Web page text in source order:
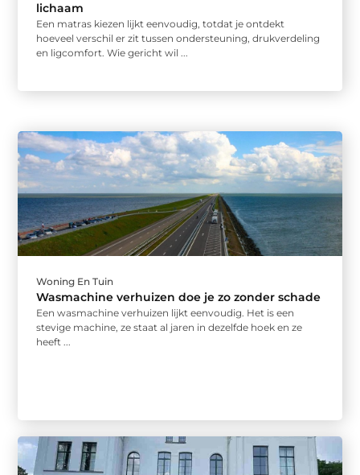
lichaam
Een matras kiezen lijkt eenvoudig, totdat je ontdekt
hoeveel verschil er zit tussen ondersteuning, drukverdeling
en ligcomfort. Wie gericht wil ...
Woning En Tuin
Wasmachine verhuizen doe je zo zonder schade
Een wasmachine verhuizen lijkt eenvoudig. Het is een
stevige machine, ze staat al jaren in dezelfde hoek en ze
heeft ...